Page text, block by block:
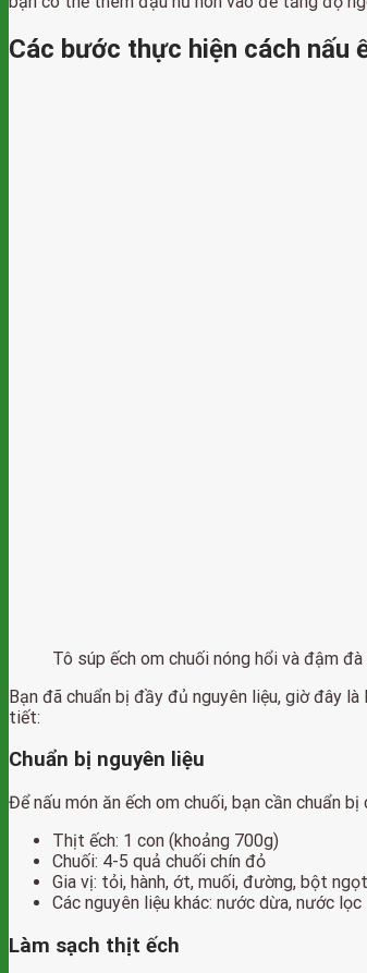
Các bước thực hiện cách nấu
Tô súp ếch om chuối nóng hổi và đậm
Bạn đã chuẩn bị đầy đủ nguyên liệu, giờ đây
tiết:
Chuẩn bị nguyên liệu
Để nấu món ăn ếch om chuối, bạn cần chuẩn bị
Thịt ếch: 1 con (khoảng 700g)
Chuối: 4-5 quả chuối chín đỏ
Gia vị: tỏi, hành, ớt, muối, đường, bột
Các nguyên liệu khác: nước dừa, nước lọc
Làm sạch thịt ếch